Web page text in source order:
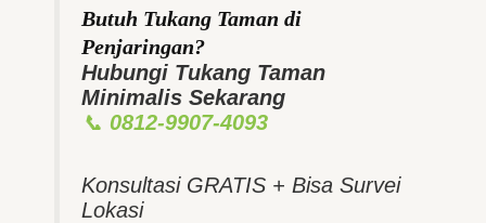
Butuh Tukang Taman di
Penjaringan?
Hubungi Tukang Taman
Minimalis Sekarang
📞 0812-9907-4093
Konsultasi GRATIS + Bisa Survei
Lokasi